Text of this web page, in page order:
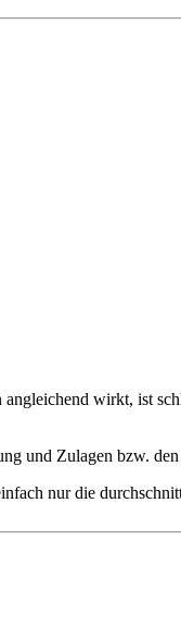
angleichend wirkt, ist
und Zulagen bzw.
nur die